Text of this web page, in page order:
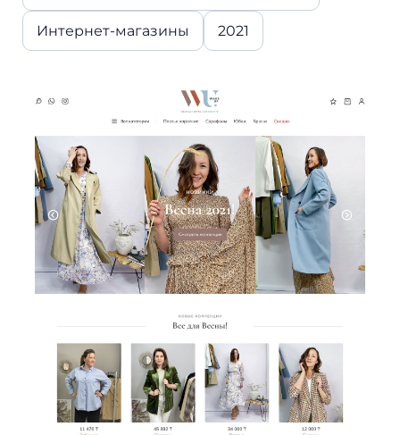
Интернет-магазины 2021